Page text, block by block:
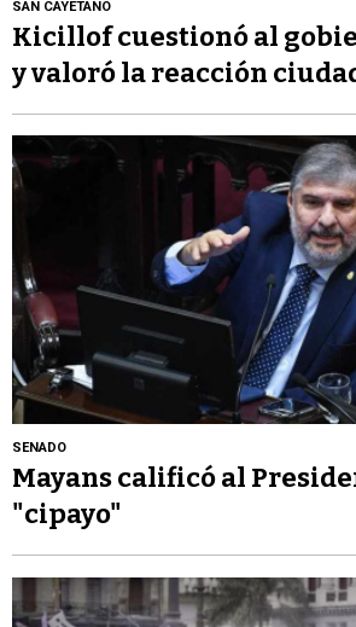
SAN CAYETANO
Kicillof cuestionó al
y valoró la reacción
SENADO
Mayans calificó al
"cipayo"